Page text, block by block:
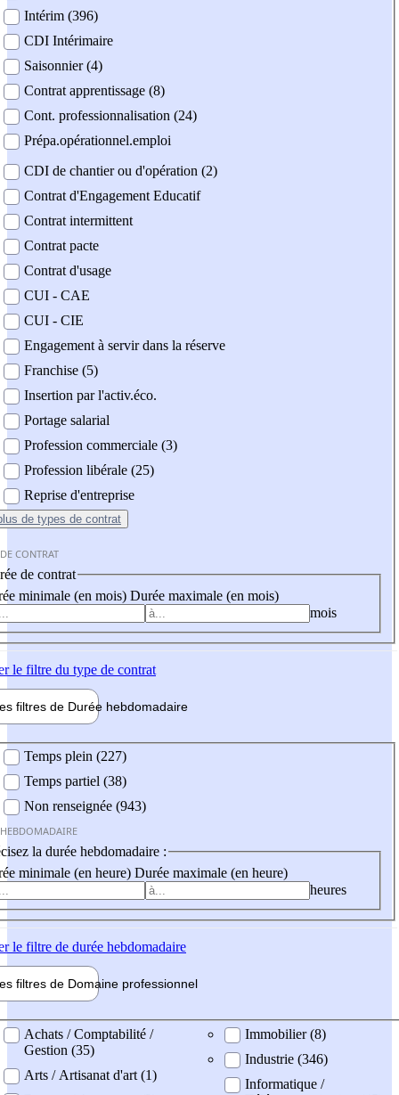
Intérim (396)
CDI Intérimaire
Saisonnier (4)
Contrat apprentissage (8)
Cont. professionnalisation (24)
Prépa.opérationnel.emploi
CDI de chantier ou d'opération (2)
Contrat d'Engagement Educatif
Contrat intermittent
Contrat pacte
Contrat d'usage
CUI - CAE
CUI - CIE
Engagement à servir dans la réserve
Franchise (5)
Insertion par l'activ.éco.
Portage salarial
Profession commerciale (3)
Profession libérale (25)
Reprise d'entreprise
de types de contrat
CONTRAT
de contrat
minimale (en mois) Durée maximale (en mois)
mois
le filtre du type de contrat
filtres de Durée hebdomadaire
Temps plein (227)
Temps partiel (38)
Non renseignée (943)
la durée hebdomadaire :
minimale (en heure) Durée maximale (en heure)
heures
le filtre de durée hebdomadaire
filtres de Domaine professionnel
professionel
Achats / Comptabilité /
Gestion (35)
Arts / Artisanat d'art (1)
Immobilier (8)
Industrie (346)
Informatique /